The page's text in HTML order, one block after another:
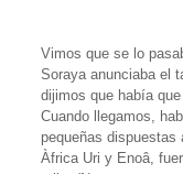
Vimos que se lo
Soraya anunciaba el
dijimos que había
Cuando llegamos,
pequeñas
Àfrica Uri y Enoâ,